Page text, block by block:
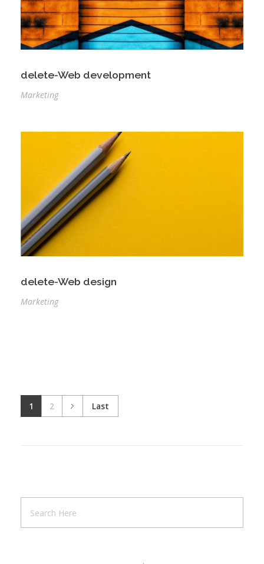
delete-Web development
Marketing
delete-Web design
Marketing
1 2 Last